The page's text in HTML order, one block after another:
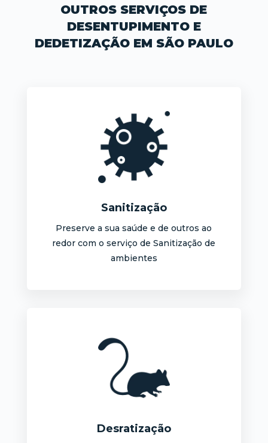
OUTROS SERVIÇOS DE
DESENTUPIMENTO E
DEDETIZAÇÃO EM SÃO PAULO
Sanitização
Preserve a sua saúde e de outros ao
redor com o serviço de Sanitização de
ambientes
Desratização